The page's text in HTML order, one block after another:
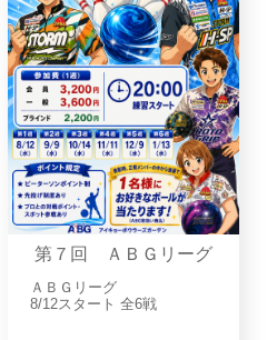
第７回 ＡＢＧリーグ
ＡＢＧリーグ
8/12スタート 全6戦